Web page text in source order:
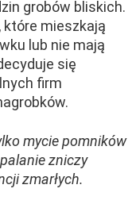
grobów bliskich.
które mieszkają
lub nie mają
się
firm
mycie pomników
zniczy
zmarłych.